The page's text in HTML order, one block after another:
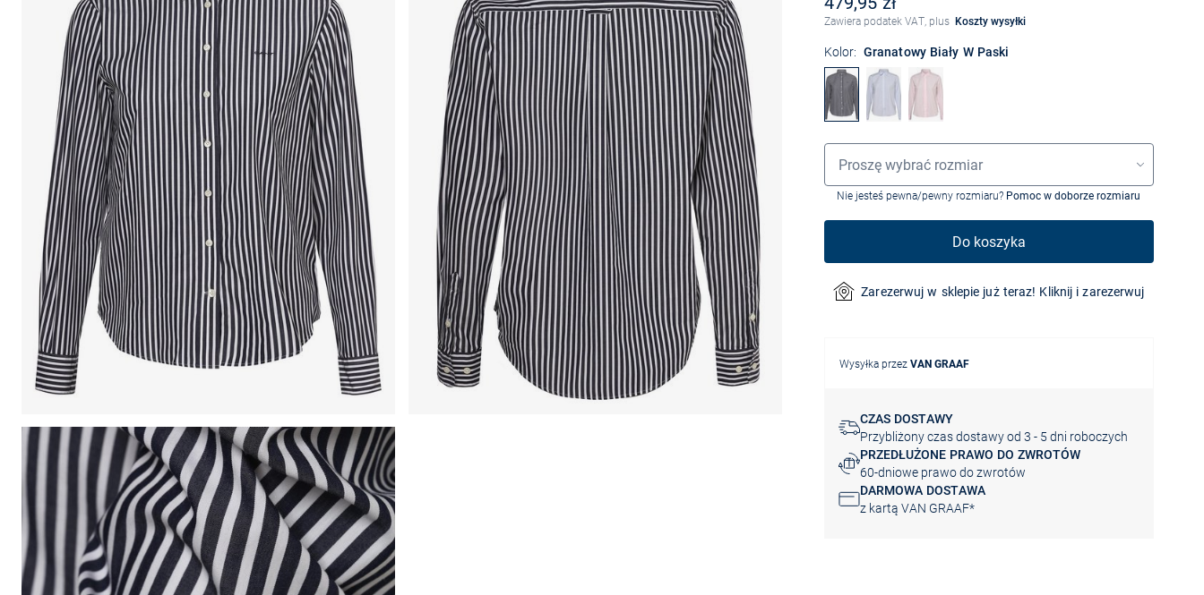
Zawiera podatek VAT, plus Koszty wysyłki
Kolor: Granatowy Biały W Paski
Wybór rozmiaru
Proszę wybrać rozmiar
Nie jesteś pewna/pewny rozmiaru? Pomoc w doborze rozmiaru
Do koszyka
Zarezerwuj w sklepie już teraz! Kliknij i zarezerwuj
Wysyłka przez VAN GRAAF
CZAS DOSTAWY
Przybliżony czas dostawy od 3 - 5 dni roboczych
PRZEDŁUŻONE PRAWO DO ZWROTÓW
60-dniowe prawo do zwrotów
DARMOWA DOSTAWA
z kartą VAN GRAAF*